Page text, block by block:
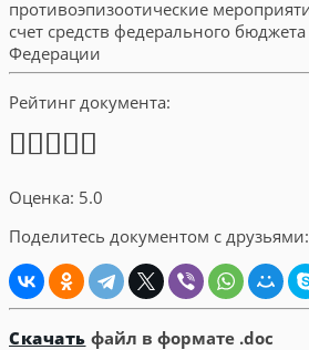
Рейтинг документа:
Оценка: 5.0
Поделитесь документом с друзьями:
Скачать файл в формате .doc